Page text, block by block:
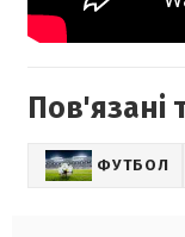
Пов'язані
ФУТБОЛ